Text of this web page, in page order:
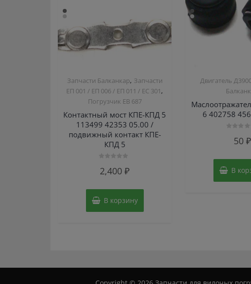
Запчасти Балканкар, Запчасти
ЕП 001 / ЕП 006 / ЕП 011 / ЕС 301,
Погрузчик ЕВ 687
Контактный мост КПЕ-КПД 5
113499 42353 05.00 /
подвижный контакт КПЕ-
КПД 5
02,400 ₽
В корзину
Двигатель
6 402758
50 ₽
В